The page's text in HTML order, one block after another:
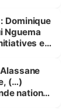
Dominique
Nguema
en
(…)
nation